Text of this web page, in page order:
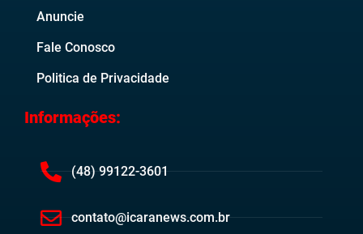
Anuncie
Fale Conosco
Politica de Privacidade
Informações:
(48) 99122-3601
contato@icaranews.com.br